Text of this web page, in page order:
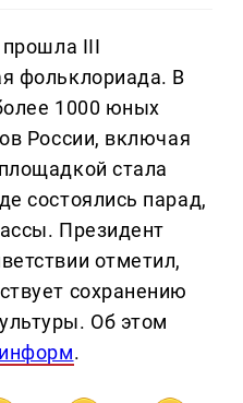
III
фольклориада. В
1000 юных
России, включая
стала
состоялись парад,
Президент
отметил,
сохранению
Об этом
.